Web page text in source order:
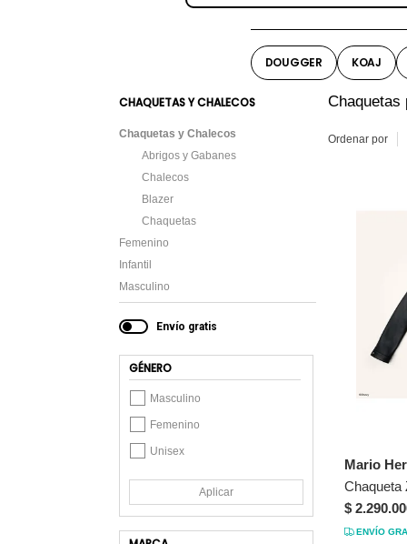
DOUGGER KOAJ
CHAQUETAS Y CHALECOS
Chaquetas y Chalecos
Abrigos y Gabanes
Chalecos
Blazer
Chaquetas
Femenino
Infantil
Masculino
Envío gratis
GÉNERO
Masculino
Femenino
Unisex
Aplicar
Chaquetas
Ordenar por
Mario
$
ENVÍO